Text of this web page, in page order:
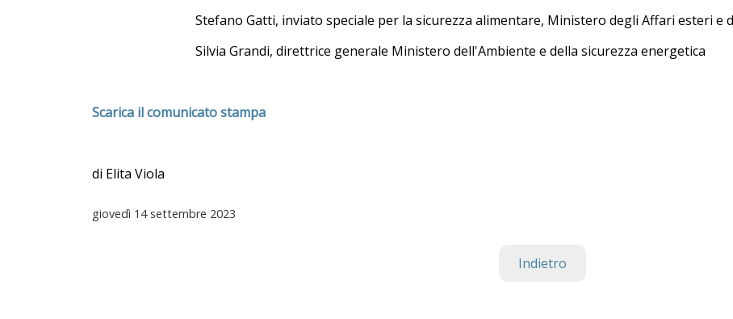
Stefano Gatti, inviato speciale per la sicurezza alimentare, Ministero degli Affari esteri e
Silvia Grandi, direttrice generale Ministero dell'Ambiente e della sicurezza
Scarica il comunicato stampa
di Elita Viola
giovedì 14 settembre 2023
Indietro